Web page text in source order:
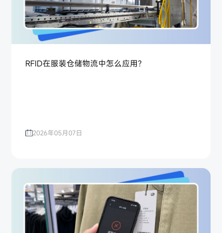
RFID在服装仓储物流中怎么应用？
2026年05月07日